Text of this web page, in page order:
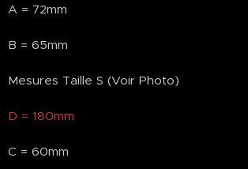
A = 72mm
B = 65mm
Mesures Taille S (Voir Photo)
D = 180mm
C = 60mm